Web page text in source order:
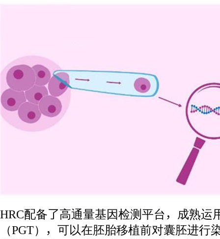
HRC配备了高通量基因检测平台，成熟运
（PGT），可以在胚胎移植前对囊胚进行